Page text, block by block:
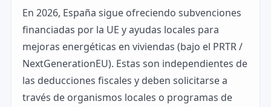
En 2026, España sigue ofreciendo subvenciones
financiadas por la UE y ayudas locales para
mejoras energéticas en viviendas (bajo el PRTR /
NextGenerationEU). Estas son independientes de
las deducciones fiscales y deben solicitarse a
través de organismos locales o programas de